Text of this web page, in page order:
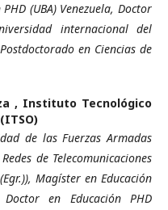
(UBA) Venezuela, Doctor
internacional del
en Ciencias de
, Instituto Tecnológico
de las Fuerzas Armadas
de Telecomunicaciones
Magíster en Educación
en Educación PHD